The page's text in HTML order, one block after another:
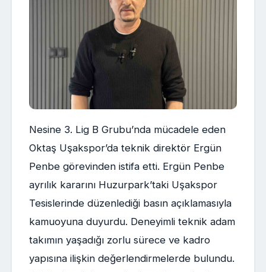
Nesine 3. Lig B Grubu’nda mücadele eden
Oktaş Uşakspor’da teknik direktör Ergün
Penbe görevinden istifa etti. Ergün Penbe
ayrılık kararını Huzurpark’taki Uşakspor
Tesislerinde düzenlediği basın açıklamasıyla
kamuoyuna duyurdu. Deneyimli teknik adam
takımın yaşadığı zorlu sürece ve kadro
yapısına ilişkin değerlendirmelerde bulundu.